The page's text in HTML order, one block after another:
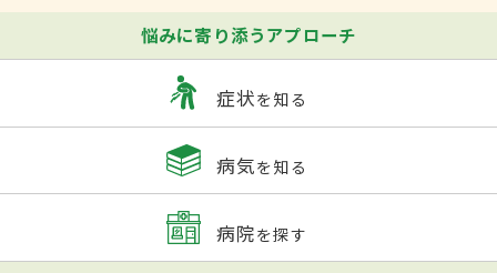
悩みに寄り添うアプローチ
症状を知る
病気を知る
病院を探す